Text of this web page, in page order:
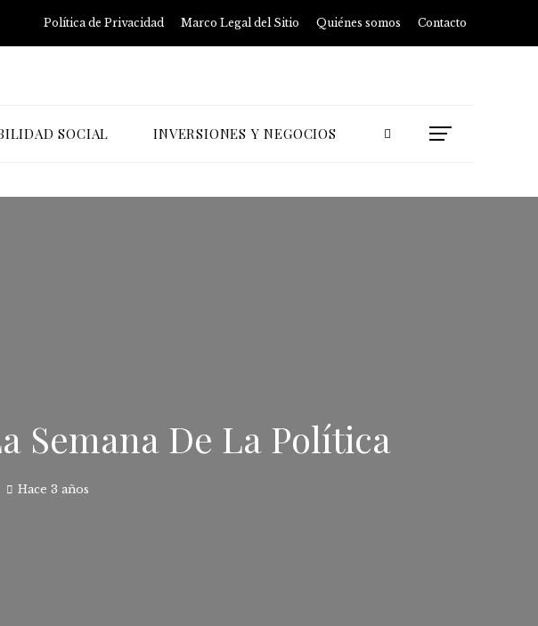
Política de Privacidad Marco Legal del Sitio Quiénes somos Contacto
SOCIAL INVERSIONES Y NEGOCIOS
Semana De La Política
Hace 3 años